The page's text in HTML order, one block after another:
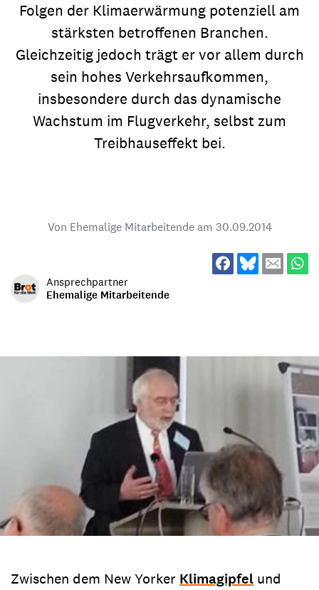
Folgen der Klimaerwärmung potenziell am
stärksten betroffenen Branchen.
Gleichzeitig jedoch trägt er vor allem durch
sein hohes Verkehrsaufkommen,
insbesondere durch das dynamische
Wachstum im Flugverkehr, selbst zum
Treibhauseffekt bei.
Von Ehemalige Mitarbeitende am 30.09.2014
Ansprechpartner
Ehemalige Mitarbeitende
Zwischen dem New Yorker Klimagipfel und